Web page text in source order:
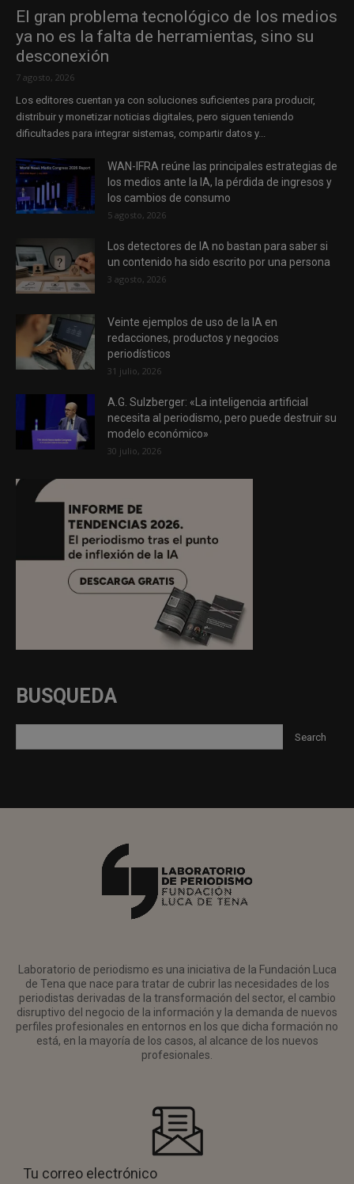
El gran problema tecnológico de los medios
ya no es la falta de herramientas, sino su
desconexión
7 agosto, 2026
Los editores cuentan ya con soluciones suficientes para producir,
distribuir y monetizar noticias digitales, pero siguen teniendo
dificultades para integrar sistemas, compartir datos y...
WAN-IFRA reúne las principales estrategias de
los medios ante la IA, la pérdida de ingresos y
los cambios de consumo
5 agosto, 2026
Los detectores de IA no bastan para saber si
un contenido ha sido escrito por una persona
3 agosto, 2026
Veinte ejemplos de uso de la IA en
redacciones, productos y negocios
periodísticos
31 julio, 2026
A.G. Sulzberger: «La inteligencia artificial
necesita al periodismo, pero puede destruir su
modelo económico»
30 julio, 2026
BUSQUEDA
Laboratorio de periodismo es una iniciativa de la Fundación Luca
de Tena que nace para tratar de cubrir las necesidades de los
periodistas derivadas de la transformación del sector, el cambio
disruptivo del negocio de la información y la demanda de nuevos
perfiles profesionales en entornos en los que dicha formación no
está, en la mayoría de los casos, al alcance de los nuevos
profesionales.